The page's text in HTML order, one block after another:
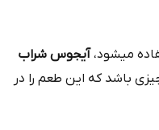
میشود،آیجوس شراب
باشد که این طعم را در